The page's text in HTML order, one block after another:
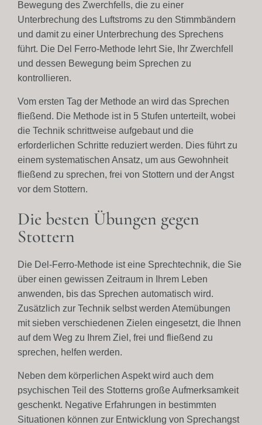
Bewegung des Zwerchfells, die zu einer
Unterbrechung des Luftstroms zu den Stimmbändern
und damit zu einer Unterbrechung des Sprechens
führt. Die Del Ferro-Methode lehrt Sie, Ihr Zwerchfell
und dessen Bewegung beim Sprechen zu
kontrollieren.
Vom ersten Tag der Methode an wird das Sprechen
fließend. Die Methode ist in 5 Stufen unterteilt, wobei
die Technik schrittweise aufgebaut und die
erforderlichen Schritte reduziert werden. Dies führt zu
einem systematischen Ansatz, um aus Gewohnheit
fließend zu sprechen, frei von Stottern und der Angst
vor dem Stottern.
Die besten Übungen gegen
Stottern
Die Del-Ferro-Methode ist eine Sprechtechnik, die Sie
über einen gewissen Zeitraum in Ihrem Leben
anwenden, bis das Sprechen automatisch wird.
Zusätzlich zur Technik selbst werden Atemübungen
mit sieben verschiedenen Zielen eingesetzt, die Ihnen
auf dem Weg zu Ihrem Ziel, frei und fließend zu
sprechen, helfen werden.
Neben dem körperlichen Aspekt wird auch dem
psychischen Teil des Stotterns große Aufmerksamkeit
geschenkt. Negative Erfahrungen in bestimmten
Situationen können zur Entwicklung von Sprechangst